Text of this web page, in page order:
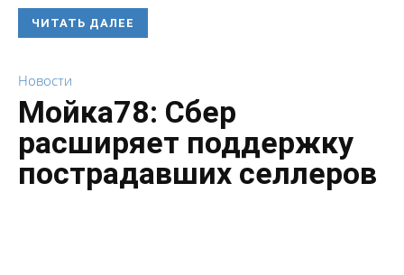
ЧИТАТЬ ДАЛЕЕ
Новости
Мойка78: Сбер
расширяет поддержку
пострадавших селлеров